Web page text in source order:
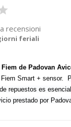
recensioni
feriali
de Padovan
Smart + sensor.
repuestos es
prestado por